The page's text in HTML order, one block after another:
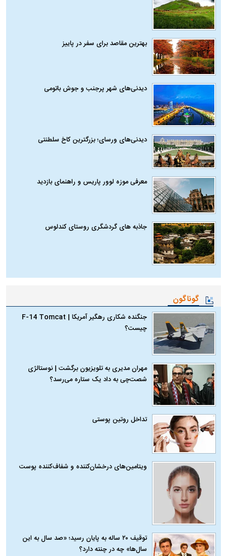
بهترین مقاصد برای سفر در پاییز
دیدنی‌های شهر پرجنب و جوش باتومی
دیدنی‌های ورسای؛ بزرگترین کاخ سلطنتی
معرفی موزه لوور پاریس و راهنمای بازدید
جاذبه های گردشگری روستای کندلوس
گوناگون
جنگنده شکاری رهگیر آمریکا | F-14 Tomcat
چیست؟
مهران مدیری به تلویزیون برگشت | نوستالژی
شصت‌چی به داد یک ستاره می‌رسد؟
تداخل روتین پوستی
ویتامین‌های درخشان‌کننده و شفاف‌کننده پوست
توقیف ۲۰ ساله به پایان رسید؛ «صد سال به این
سال‌ها» چه در چنته دارد؟